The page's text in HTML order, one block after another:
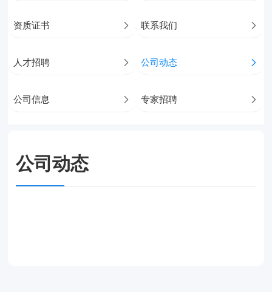
资质证书  联系我们 
人才招聘  公司动态 
公司信息  专家招聘 
公司动态